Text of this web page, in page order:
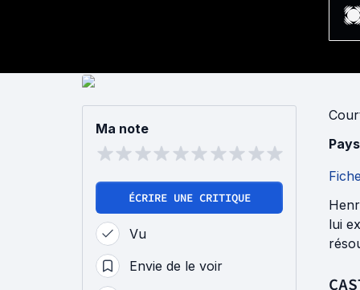
Ma note
ÉCRIRE UNE CRITIQUE
Vu
Envie de le voir
lui